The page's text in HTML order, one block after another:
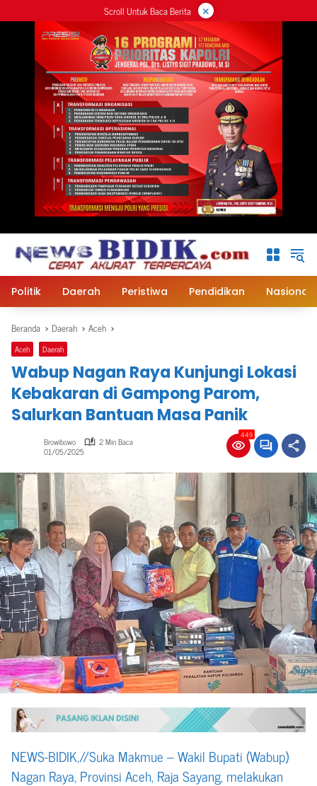
ke
Scroll Untuk Baca Berita ×
Politik Daerah Peristiwa Pendidikan Nasional
Beranda Daerah Aceh
Aceh Daerah
Wabup Nagan Raya Kunjungi Lokasi
Kebakaran di Gampong Parom,
Salurkan Bantuan Masa Panik
Browibowo 2 Min Baca
01/05/2025
449
NEWS-BIDIK,//Suka Makmue – Wakil Bupati (Wabup)
Nagan Raya, Provinsi Aceh, Raja Sayang, melakukan